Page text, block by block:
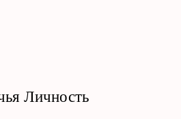
Личность